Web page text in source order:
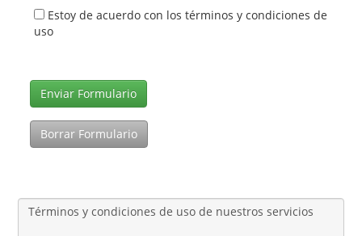
Estoy de acuerdo con los términos y condiciones de
uso